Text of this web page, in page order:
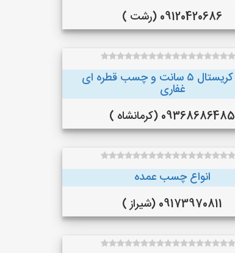
09120420686 (رشت )
چسب کریستال ۵ سانت و چسب قطره ای
غفاری
09368686485 (کرمانشاه )
انواع چسب عمده
09173970811 (شیراز )